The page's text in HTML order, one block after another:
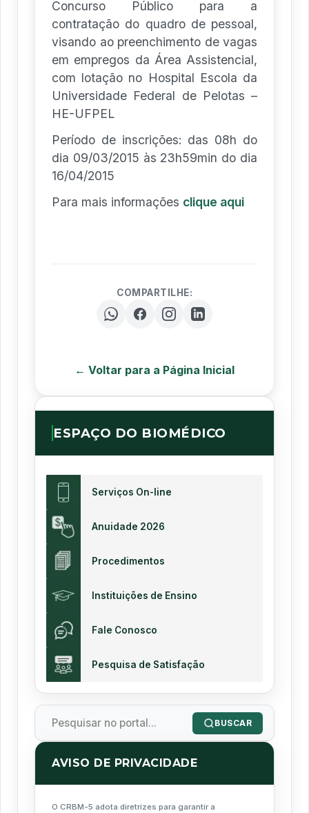
Concurso Público para a
contratação do quadro de pessoal,
visando ao preenchimento de vagas
em empregos da Área Assistencial,
com lotação no Hospital Escola da
Universidade Federal de Pelotas –
HE-UFPEL
Período de inscrições: das 08h do
dia 09/03/2015 às 23h59min do dia
16/04/2015
Para mais informações clique aqui
COMPARTILHE:
← Voltar para a Página Inicial
ESPAÇO DO BIOMÉDICO
Serviços On-line
Anuidade 2026
Procedimentos
Instituições de Ensino
Fale Conosco
Pesquisa de Satisfação
BUSCAR
AVISO DE PRIVACIDADE
O CRBM-5 adota diretrizes para garantir a